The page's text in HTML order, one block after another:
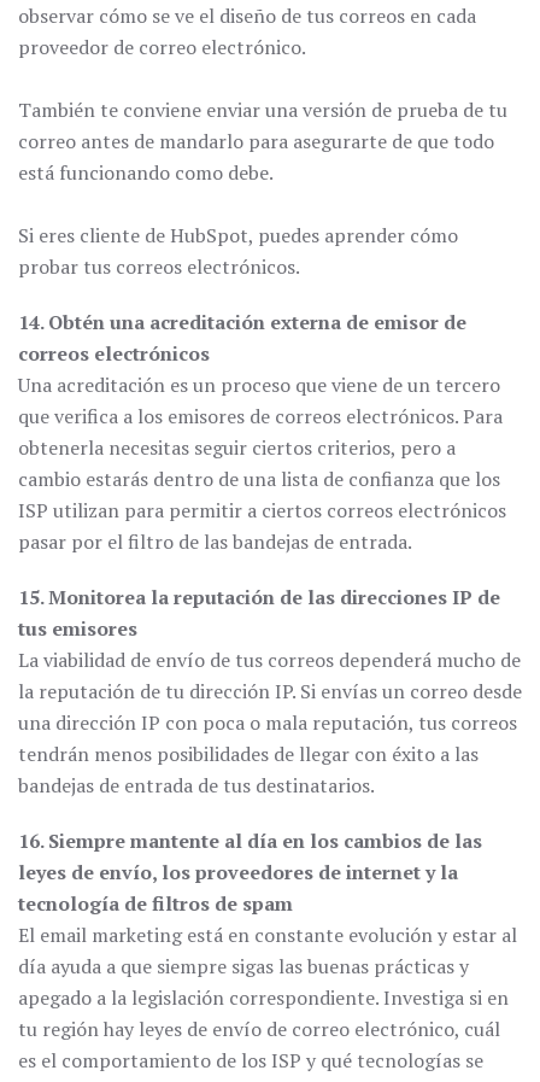
observar cómo se ve el diseño de tus correos en cada
proveedor de correo electrónico.
También te conviene enviar una versión de prueba de tu
correo antes de mandarlo para asegurarte de que todo
está funcionando como debe.
Si eres cliente de HubSpot, puedes aprender cómo
probar tus correos electrónicos.
14. Obtén una acreditación externa de emisor de
correos electrónicos
Una acreditación es un proceso que viene de un tercero
que verifica a los emisores de correos electrónicos. Para
obtenerla necesitas seguir ciertos criterios, pero a
cambio estarás dentro de una lista de confianza que los
ISP utilizan para permitir a ciertos correos electrónicos
pasar por el filtro de las bandejas de entrada.
15. Monitorea la reputación de las direcciones IP de
tus emisores
La viabilidad de envío de tus correos dependerá mucho de
la reputación de tu dirección IP. Si envías un correo desde
una dirección IP con poca o mala reputación, tus correos
tendrán menos posibilidades de llegar con éxito a las
bandejas de entrada de tus destinatarios.
16. Siempre mantente al día en los cambios de las
leyes de envío, los proveedores de internet y la
tecnología de filtros de spam
El email marketing está en constante evolución y estar al
día ayuda a que siempre sigas las buenas prácticas y
apegado a la legislación correspondiente. Investiga si en
tu región hay leyes de envío de correo electrónico, cuál
es el comportamiento de los ISP y qué tecnologías se